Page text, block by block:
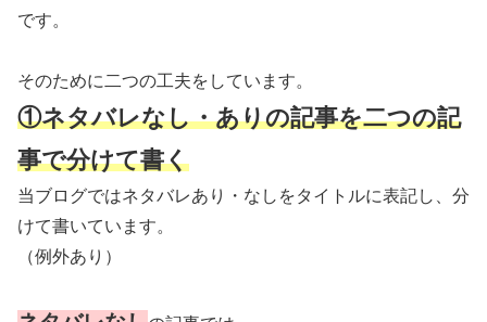
です。
そのために二つの工夫をしています。
①ネタバレなし・ありの記事を二つの記
事で分けて書く
当ブログではネタバレあり・なしをタイトルに表記し、分
けて書いています。
（例外あり）